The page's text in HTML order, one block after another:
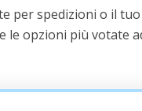
per spedizioni o il
opzioni più votate